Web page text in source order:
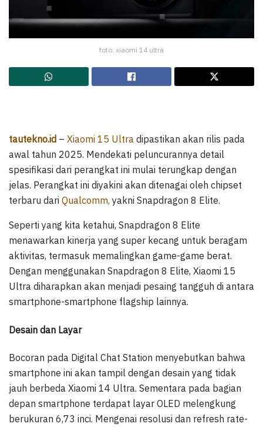
foto: xiaomi 14 ultra
tautekno.id – Xiaomi 15 Ultra dipastikan akan rilis pada
awal tahun 2025. Mendekati peluncurannya detail
spesifikasi dari perangkat ini mulai terungkap dengan
jelas. Perangkat ini diyakini akan ditenagai oleh chipset
terbaru dari Qualcomm, yakni Snapdragon 8 Elite.
Seperti yang kita ketahui, Snapdragon 8 Elite
menawarkan kinerja yang super kecang untuk beragam
aktivitas, termasuk memalingkan game-game berat.
Dengan menggunakan Snapdragon 8 Elite, Xiaomi 15
Ultra diharapkan akan menjadi pesaing tangguh di antara
smartphone-smartphone flagship lainnya.
Desain dan Layar
Bocoran pada Digital Chat Station menyebutkan bahwa
smartphone ini akan tampil dengan desain yang tidak
jauh berbeda Xiaomi 14 Ultra. Sementara pada bagian
depan smartphone terdapat layar OLED melengkung
berukuran 6,73 inci. Mengenai resolusi dan refresh rate-